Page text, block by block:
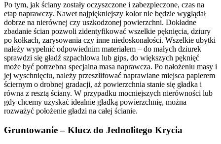
Po tym, jak ściany zostały oczyszczone i zabezpieczone, czas na
etap naprawczy. Nawet najpiękniejszy kolor nie będzie wyglądał
dobrze na nierównej czy uszkodzonej powierzchni. Dokładne
zbadanie ścian pozwoli zidentyfikować wszelkie pęknięcia, dziury
po kołkach, zarysowania czy inne niedoskonałości. Wszelkie ubytki
należy wypełnić odpowiednim materiałem – do małych dziurek
sprawdzi się gładź szpachlowa lub gips, do większych pęknięć
może być potrzebna specjalna masa naprawcza. Po nałożeniu masy i
jej wyschnięciu, należy przeszlifować naprawiane miejsca papierem
ściernym o drobnej gradacji, aż powierzchnia stanie się gładka i
równa z resztą ściany. W przypadku mocniejszych nierówności lub
gdy chcemy uzyskać idealnie gładką powierzchnię, można
rozważyć położenie gładzi na całej ścianie.
Gruntowanie – Klucz do Jednolitego Krycia